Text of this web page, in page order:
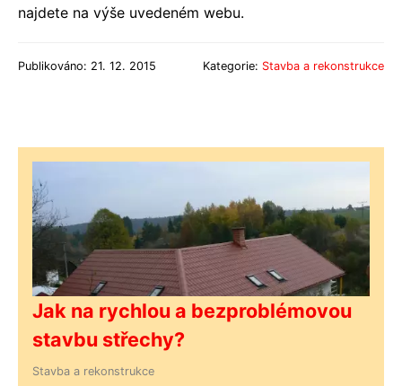
najdete na výše uvedeném webu.
Publikováno: 21. 12. 2015 Kategorie: Stavba a rekonstrukce
Jak na rychlou a bezproblémovou
stavbu střechy?
Stavba a rekonstrukce